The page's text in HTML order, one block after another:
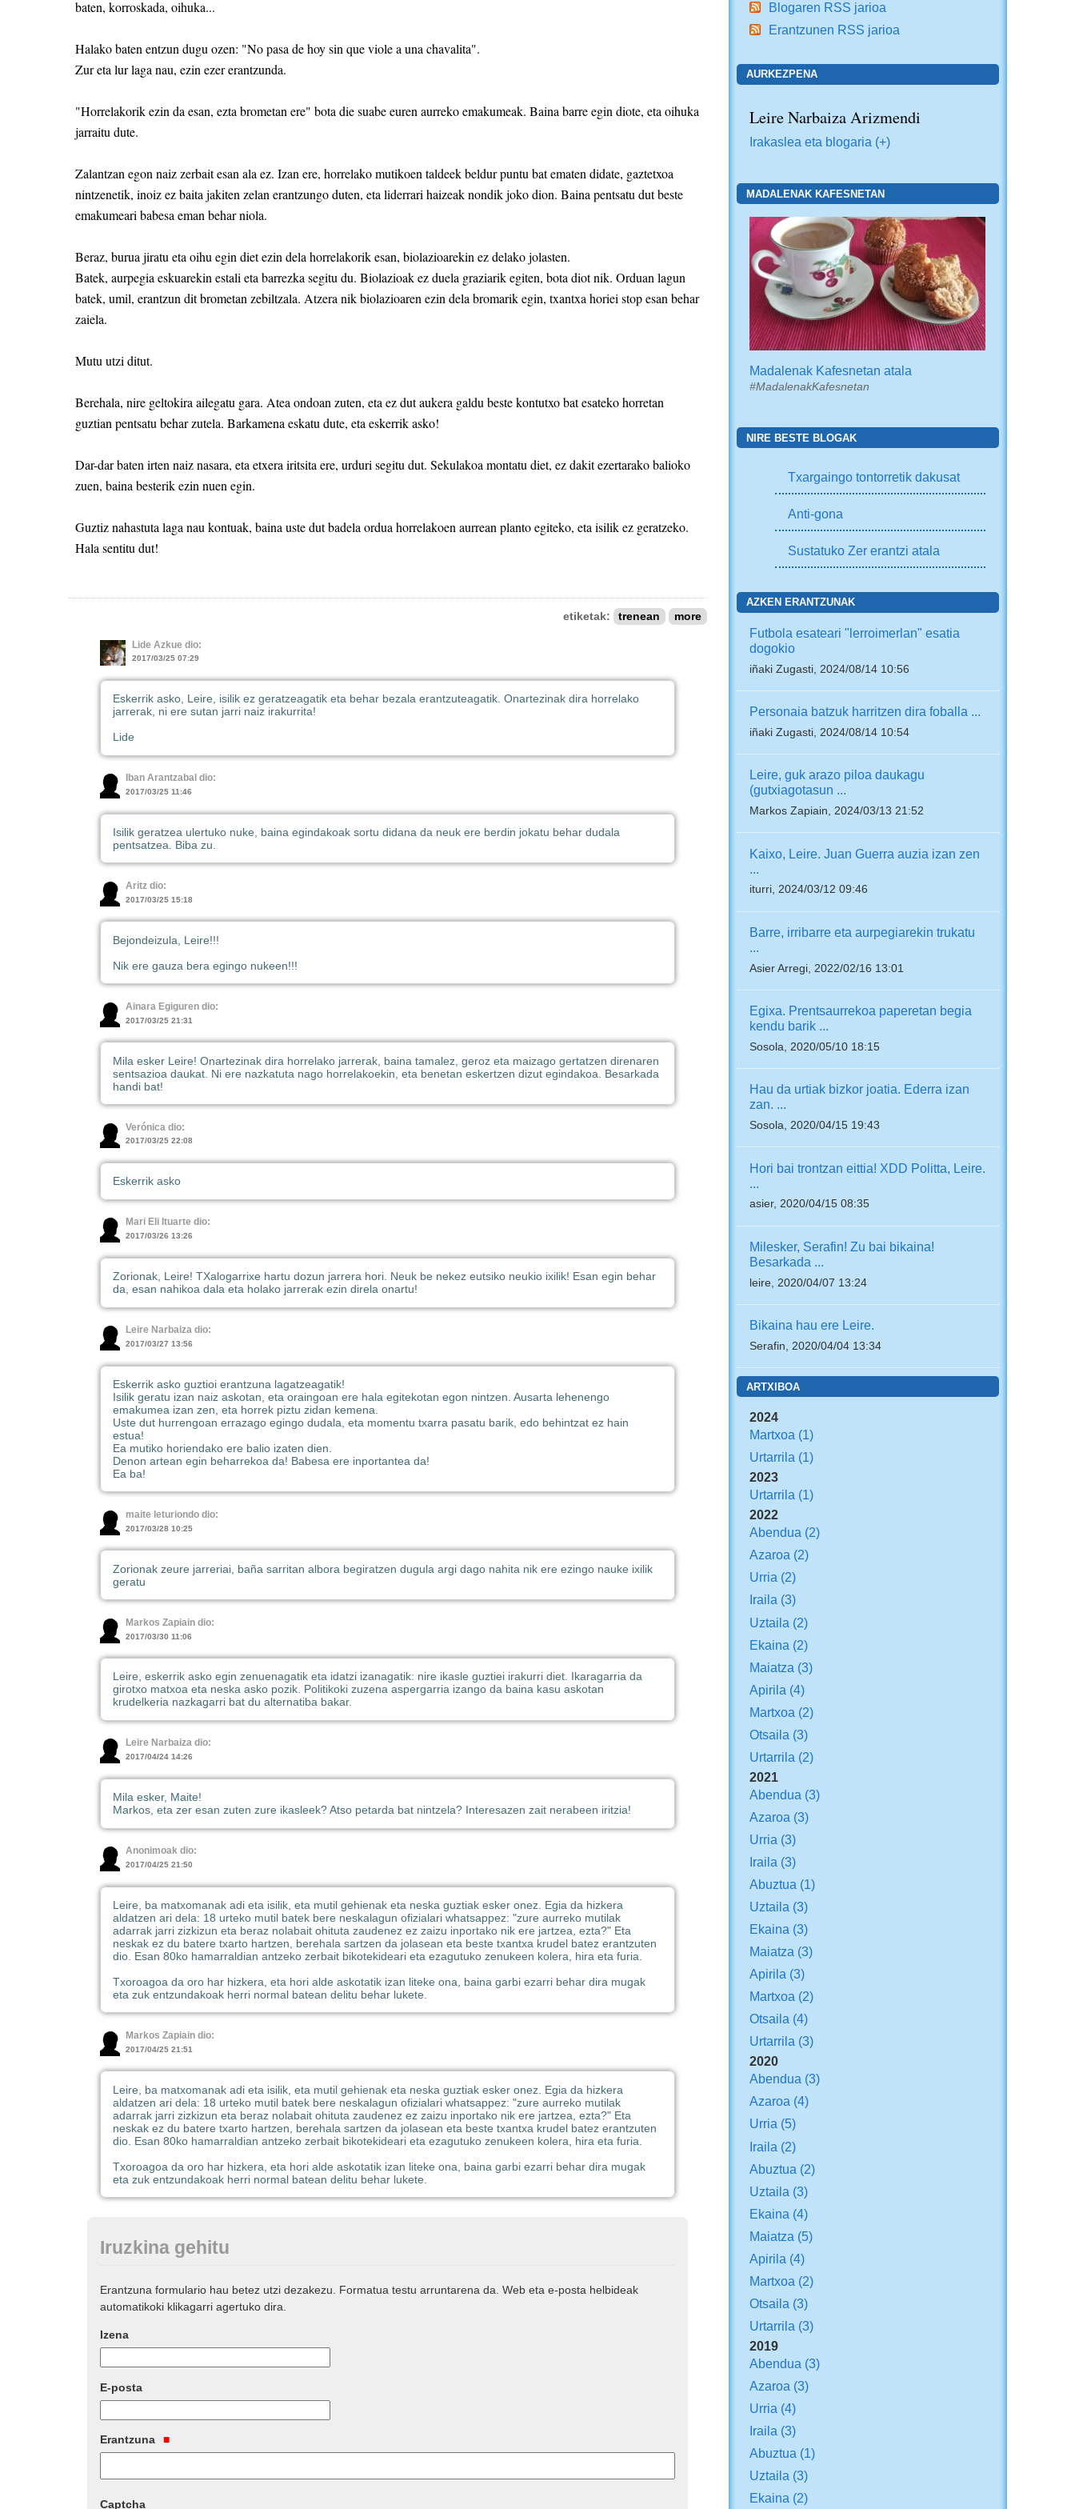
baten, korroskada, oihuka...
Halako baten entzun dugu ozen: "No pasa de hoy sin que viole a una chavalita".
Zur eta lur laga nau, ezin ezer erantzunda.
"Horrelakorik ezin da esan, ezta brometan ere" bota die suabe euren aurreko emakumeak. Baina barre egin diote, eta oihuka
jarraitu dute.
Zalantzan egon naiz zerbait esan ala ez. Izan ere, horrelako mutikoen taldeek beldur puntu bat ematen didate, gaztetxoa
nintzenetik, inoiz ez baita jakiten zelan erantzungo duten, eta liderrari haizeak nondik joko dion. Baina pentsatu dut beste
emakumeari babesa eman behar niola.
Beraz, burua jiratu eta oihu egin diet ezin dela horrelakorik esan, biolazioarekin ez delako jolasten.
Batek, aurpegia eskuarekin estali eta barrezka segitu du. Biolazioak ez duela graziarik egiten, bota diot nik. Orduan lagun
batek, umil, erantzun dit brometan zebiltzala. Atzera nik biolazioaren ezin dela bromarik egin, txantxa horiei stop esan behar
zaiela.
Mutu utzi ditut.
Berehala, nire geltokira ailegatu gara. Atea ondoan zuten, eta ez dut aukera galdu beste kontutxo bat esateko horretan
guztian pentsatu behar zutela. Barkamena eskatu dute, eta eskerrik asko!
Dar-dar baten irten naiz nasara, eta etxera iritsita ere, urduri segitu dut. Sekulakoa montatu diet, ez dakit ezertarako balioko
zuen, baina besterik ezin nuen egin.
Guztiz nahastuta laga nau kontuak, baina uste dut badela ordua horrelakoen aurrean planto egiteko, eta isilik ez geratzeko.
Hala sentitu dut!
etiketak: trenean more
Lide Azkue dio:
2017/03/25 07:29
Eskerrik asko, Leire, isilik ez geratzeagatik eta behar bezala erantzuteagatik. Onartezinak dira horrelako
jarrerak, ni ere sutan jarri naiz irakurrita!
Lide
Iban Arantzabal dio:
2017/03/25 11:46
Isilik geratzea ulertuko nuke, baina egindakoak sortu didana da neuk ere berdin jokatu behar dudala
pentsatzea. Biba zu.
Aritz dio:
2017/03/25 15:18
Bejondeizula, Leire!!!
Nik ere gauza bera egingo nukeen!!!
Ainara Egiguren dio:
2017/03/25 21:31
Mila esker Leire! Onartezinak dira horrelako jarrerak, baina tamalez, geroz eta maizago gertatzen direnaren
sentsazioa daukat. Ni ere nazkatuta nago horrelakoekin, eta benetan eskertzen dizut egindakoa. Besarkada
handi bat!
Verónica dio:
2017/03/25 22:08
Eskerrik asko
Mari Eli Ituarte dio:
2017/03/26 13:26
Zorionak, Leire! TXalogarrixe hartu dozun jarrera hori. Neuk be nekez eutsiko neukio ixilik! Esan egin behar
da, esan nahikoa dala eta holako jarrerak ezin direla onartu!
Leire Narbaiza dio:
2017/03/27 13:56
Eskerrik asko guztioi erantzuna lagatzeagatik!
Isilik geratu izan naiz askotan, eta oraingoan ere hala egitekotan egon nintzen. Ausarta lehenengo
emakumea izan zen, eta horrek piztu zidan kemena.
Uste dut hurrengoan errazago egingo dudala, eta momentu txarra pasatu barik, edo behintzat ez hain
estua!
Ea mutiko horiendako ere balio izaten dien.
Denon artean egin beharrekoa da! Babesa ere inportantea da!
Ea ba!
maite leturiondo dio:
2017/03/28 10:25
Zorionak zeure jarreriai, baña sarritan albora begiratzen dugula argi dago nahita nik ere ezingo nauke ixilik
geratu
Markos Zapiain dio:
2017/03/30 11:06
Leire, eskerrik asko egin zenuenagatik eta idatzi izanagatik: nire ikasle guztiei irakurri diet. Ikaragarria da
girotxo matxoa eta neska asko pozik. Politikoki zuzena aspergarria izango da baina kasu askotan
krudelkeria nazkagarri bat du alternatiba bakar.
Leire Narbaiza dio:
2017/04/24 14:26
Mila esker, Maite!
Markos, eta zer esan zuten zure ikasleek? Atso petarda bat nintzela? Interesazen zait nerabeen iritzia!
Anonimoak dio:
2017/04/25 21:50
Leire, ba matxomanak adi eta isilik, eta mutil gehienak eta neska guztiak esker onez. Egia da hizkera
aldatzen ari dela: 18 urteko mutil batek bere neskalagun ofizialari whatsappez: "zure aurreko mutilak
adarrak jarri zizkizun eta beraz nolabait ohituta zaudenez ez zaizu inportako nik ere jartzea, ezta?" Eta
neskak ez du batere txarto hartzen, berehala sartzen da jolasean eta beste txantxa krudel batez erantzuten
dio. Esan 80ko hamarraldian antzeko zerbait bikotekideari eta ezagutuko zenukeen kolera, hira eta furia.
Txoroagoa da oro har hizkera, eta hori alde askotatik izan liteke ona, baina garbi ezarri behar dira mugak
eta zuk entzundakoak herri normal batean delitu behar lukete.
Markos Zapiain dio:
2017/04/25 21:51
Leire, ba matxomanak adi eta isilik, eta mutil gehienak eta neska guztiak esker onez. Egia da hizkera
aldatzen ari dela: 18 urteko mutil batek bere neskalagun ofizialari whatsappez: "zure aurreko mutilak
adarrak jarri zizkizun eta beraz nolabait ohituta zaudenez ez zaizu inportako nik ere jartzea, ezta?" Eta
neskak ez du batere txarto hartzen, berehala sartzen da jolasean eta beste txantxa krudel batez erantzuten
dio. Esan 80ko hamarraldian antzeko zerbait bikotekideari eta ezagutuko zenukeen kolera, hira eta furia.
Txoroagoa da oro har hizkera, eta hori alde askotatik izan liteke ona, baina garbi ezarri behar dira mugak
eta zuk entzundakoak herri normal batean delitu behar lukete.
Iruzkina gehitu
Erantzuna formulario hau betez utzi dezakezu. Formatua testu arruntarena da. Web eta e-posta helbideak
automatikoki klikagarri agertuko dira.
Izena
E-posta
Erantzuna
Captcha
Blogaren RSS jarioa
Erantzunen RSS jarioa
AURKEZPENA
Leire Narbaiza Arizmendi
Irakaslea eta blogaria (+)
MADALENAK KAFESNETAN
Madalenak Kafesnetan atala
#MadalenakKafesnetan
NIRE BESTE BLOGAK
Txargaingo tontorretik dakusat
Anti-gona
Sustatuko Zer erantzi atala
AZKEN ERANTZUNAK
Futbola esateari "lerroimerlan" esatia
dogokio
iñaki Zugasti, 2024/08/14 10:56
Personaia batzuk harritzen dira foballa ...
iñaki Zugasti, 2024/08/14 10:54
Leire, guk arazo piloa daukagu
(gutxiagotasun ...
Markos Zapiain, 2024/03/13 21:52
Kaixo, Leire. Juan Guerra auzia izan zen
iturri, 2024/03/12 09:46
Barre, irribarre eta aurpegiarekin trukatu
...
Asier Arregi, 2022/02/16 13:01
Egixa. Prentsaurrekoa paperetan begia
kendu barik ...
Sosola, 2020/05/10 18:15
Hau da urtiak bizkor joatia. Ederra izan
zan. ...
Sosola, 2020/04/15 19:43
Hori bai trontzan eittia! XDD Politta, Leire.
asier, 2020/04/15 08:35
Milesker, Serafin! Zu bai bikaina!
Besarkada ...
leire, 2020/04/07 13:24
Bikaina hau ere Leire.
Serafin, 2020/04/04 13:34
ARTXIBOA
2024
Martxoa (1)
Urtarrila (1)
2023
Urtarrila (1)
2022
Abendua (2)
Azaroa (2)
Urria (2)
Iraila (3)
Uztaila (2)
Ekaina (2)
Maiatza (3)
Apirila (4)
Martxoa (2)
Otsaila (3)
Urtarrila (2)
2021
Abendua (3)
Azaroa (3)
Urria (3)
Iraila (3)
Abuztua (1)
Uztaila (3)
Ekaina (3)
Maiatza (3)
Apirila (3)
Martxoa (2)
Otsaila (4)
Urtarrila (3)
2020
Abendua (3)
Azaroa (4)
Urria (5)
Iraila (2)
Abuztua (2)
Uztaila (3)
Ekaina (4)
Maiatza (5)
Apirila (4)
Martxoa (2)
Otsaila (3)
Urtarrila (3)
2019
Abendua (3)
Azaroa (3)
Urria (4)
Iraila (3)
Abuztua (1)
Uztaila (3)
Ekaina (2)